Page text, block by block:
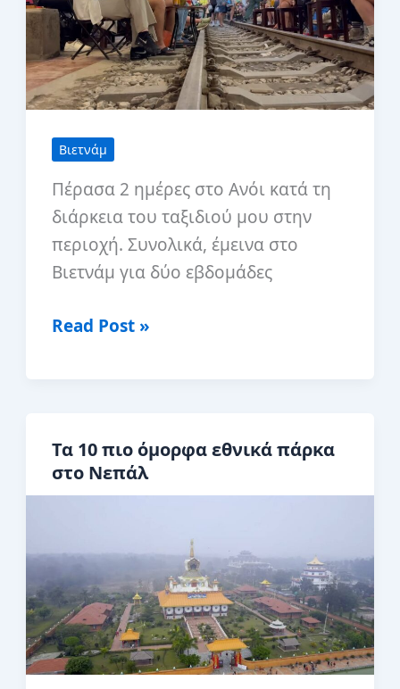
να
παραγγείλετε
Βιετνάμ
Πέρασα 2 ημέρες στο Ανόι κατά τη
διάρκεια του ταξιδιού μου στην
περιοχή. Συνολικά, έμεινα στο
Βιετνάμ για δύο εβδομάδες
2
Οδός
Τρένου
καλύτερο
Pho
Read Post »
Τα 10 πιο όμορφα εθνικά πάρκα
στο Νεπάλ